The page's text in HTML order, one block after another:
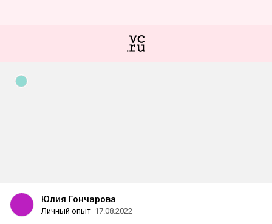
Юлия Гончарова
Личный опыт 17.08.2022